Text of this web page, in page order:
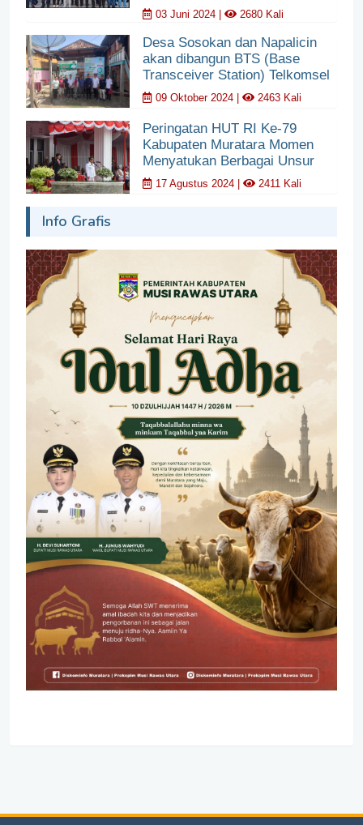
03 Juni 2024 | 2680 Kali
Desa Sosokan dan Napalicin
akan dibangun BTS (Base
Transceiver Station) Telkomsel
09 Oktober 2024 | 2463 Kali
Peringatan HUT RI Ke-79
Kabupaten Muratara Momen
Menyatukan Berbagai Unsur
17 Agustus 2024 | 2411 Kali
Info Grafis